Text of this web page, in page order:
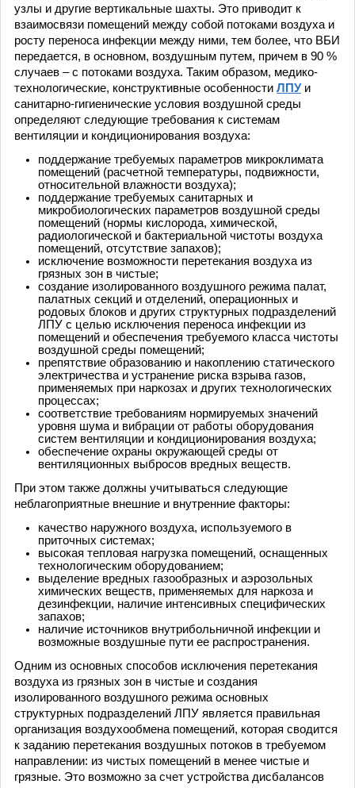
узлы и другие вертикальные шахты. Это приводит к
взаимосвязи помещений между собой потоками воздуха и
росту переноса инфекции между ними, тем более, что ВБИ
передается, в основном, воздушным путем, причем в 90 %
случаев – с потоками воздуха. Таким образом, медико-
технологические, конструктивные особенности ЛПУи
санитарно-гигиенические условия воздушной среды
определяют следующие требования к системам
вентиляции и кондиционирования воздуха:
поддержание требуемых параметров микроклимата
помещений (расчетной температуры, подвижности,
относительной влажности воздуха);
поддержание требуемых санитарных и
микробиологических параметров воздушной среды
помещений (нормы кислорода, химической,
радиологической и бактериальной чистоты воздуха
помещений, отсутствие запахов);
исключение возможности перетекания воздуха из
грязных зон в чистые;
создание изолированного воздушного режима палат,
палатных секций и отделений, операционных и
родовых блоков и других структурных подразделений
ЛПУ с целью исключения переноса инфекции из
помещений и обеспечения требуемого класса чистоты
воздушной среды помещений;
препятствие образованию и накоплению статического
электричества и устранение риска взрыва газов,
применяемых при наркозах и других технологических
процессах;
соответствие требованиям нормируемых значений
уровня шума и вибрации от работы оборудования
систем вентиляции и кондиционирования воздуха;
обеспечение охраны окружающей среды от
вентиляционных выбросов вредных веществ.
При этом также должны учитываться следующие
неблагоприятные внешние и внутренние факторы:
качество наружного воздуха, используемого в
приточных системах;
высокая тепловая нагрузка помещений, оснащенных
технологическим оборудованием;
выделение вредных газообразных и аэрозольных
химических веществ, применяемых для наркоза и
дезинфекции, наличие интенсивных специфических
запахов;
наличие источников внутрибольничной инфекции и
возможные воздушные пути ее распространения.
Одним из основных способов исключения перетекания
воздуха из грязных зон в чистые и создания
изолированного воздушного режима основных
структурных подразделений ЛПУ является правильная
организация воздухообмена помещений, которая сводится
к заданию перетекания воздушных потоков в требуемом
направлении: из чистых помещений в менее чистые и
грязные. Это возможно за счет устройства дисбалансов